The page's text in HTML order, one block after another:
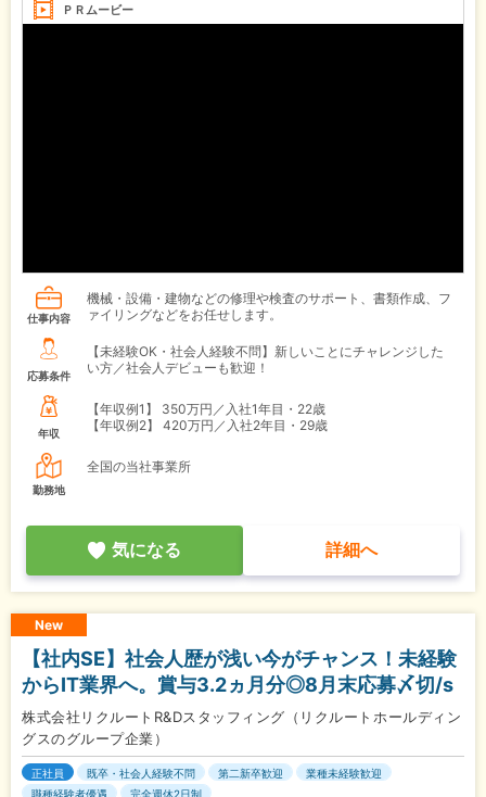
ＰＲムービー
仕事内容
機械・設備・建物などの修理や検査のサポート、書類作成、フ
ァイリングなどをお任せします。
応募条件
【未経験OK・社会人経験不問】新しいことにチャレンジした
い方／社会人デビューも歓迎！
年収
【年収例1】
350万円／入社1年目・22歳
【年収例2】
420万円／入社2年目・29歳
勤務地
全国の当社事業所
気になる 詳細へ
New
【社内SE】社会人歴が浅い今がチャンス！未経験
からIT業界へ。賞与3.2ヵ月分◎8月末応募〆切/s
株式会社リクルートR&Dスタッフィング（リクルートホールディン
グスのグループ企業）
正社員 既卒・社会人経験不問 第二新卒歓迎
業種未経験歓迎
職種経験者優遇
完全週休2日制